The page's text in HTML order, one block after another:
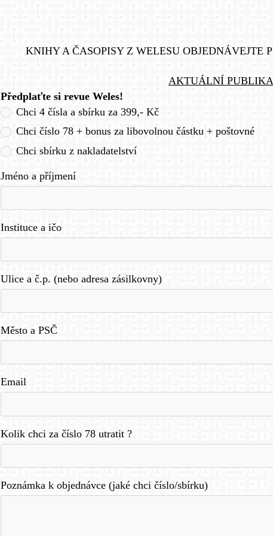
KNIHY A ČASOPISY Z WELESU OBJEDNÁVEJTE
AKTUÁLNÍ
Předplaťte si revue Weles!
Chci 4 čísla a sbírku za 399,- Kč
Chci číslo 78 + bonus za libovolnou částku + poštovné
Chci sbírku z nakladatelství
Jméno a příjmení
Instituce a ičo
Ulice a č.p. (nebo adresa zásilkovny)
Město a PSČ
Email
Kolik chci za číslo 78 utratit ?
Poznámka k objednávce (jaké chci číslo/sbírku)